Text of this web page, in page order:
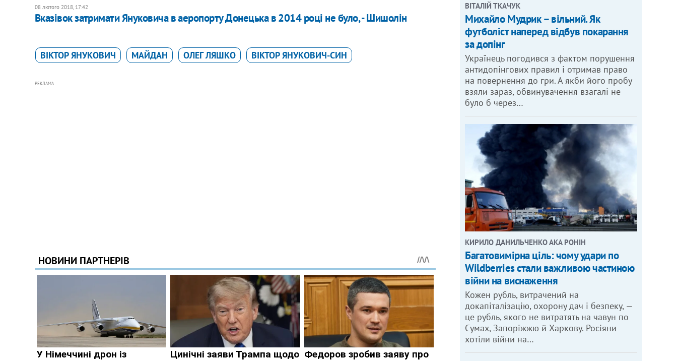
08 лютого 2018, 17:42
Вказівок затримати Януковича в аеропорту Донецька в 2014 році не було, - Шишолін
ВІКТОР ЯНУКОВИЧ МАЙДАН ОЛЕГ ЛЯШКО ВІКТОР ЯНУКОВИЧ-СИН
РЕКЛАМА
ВІТАЛІЙ ТКАЧУК
Михайло Мудрик – вільний. Як
футболіст наперед відбув покарання
за допінг
Українець погодився з фактом порушення
антидопінгових правил і отримав право
на повернення до гри. А якби його пробу
взяли зараз, обвинувачення взагалі не
було б через…
КИРИЛО ДАНИЛЬЧЕНКО АКА РОНІН
Багатовимірна ціль: чому удари по
Wildberries стали важливою частиною
війни на виснаження
Кожен рубль, витрачений на
докапіталізацію, охорону дач і безпеку, —
це рубль, якого не витратять на чавун по
Сумах, Запоріжжю й Харкову. Росіяни
хотіли війни на…